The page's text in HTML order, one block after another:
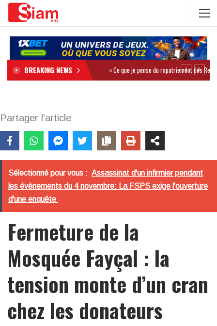
BREAKING NEWS
Partager l'article
Sélectionné pour vous : Assassinat d'un infirmier pendant
les évènements du 4 novembre: La FSPS exige l'ouverture
d'une enquête
Fermeture de la
Mosquée Fayçal : la
tension monte d’un cran
chez les donateurs